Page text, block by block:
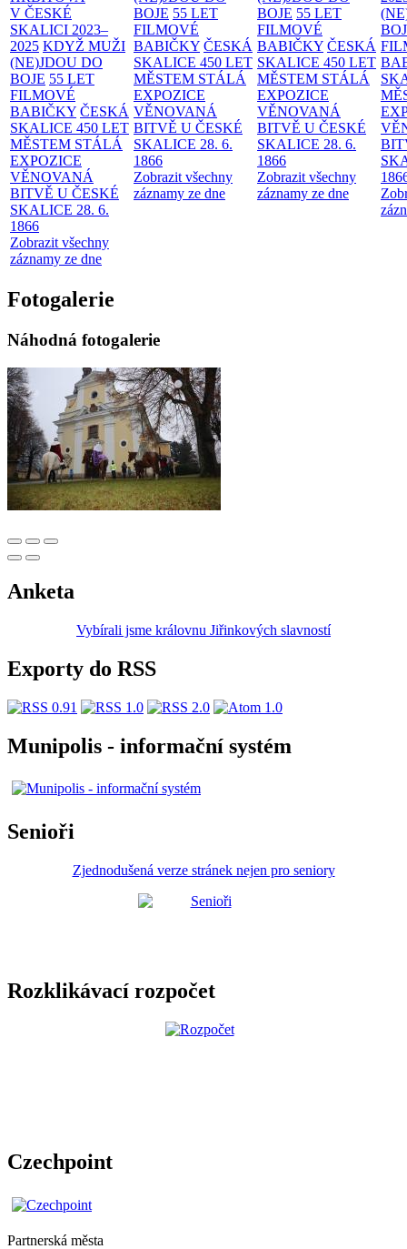
V ČESKÉ
SKALICI 2023–
2025 KDYŽ MUŽI
(NE)JDOU DO
BOJE 55 LET
FILMOVÉ
BABIČKY ČESKÁ
SKALICE 450 LET
MĚSTEM STÁLÁ
EXPOZICE
VĚNOVANÁ
BITVĚ U ČESKÉ
SKALICE 28. 6.
1866
Zobrazit všechny
záznamy ze dne
BOJE 55 LET
FILMOVÉ
BABIČKY ČESKÁ
SKALICE 450 LET
MĚSTEM STÁLÁ
EXPOZICE
VĚNOVANÁ
BITVĚ U ČESKÉ
SKALICE 28. 6.
1866
Zobrazit všechny
záznamy ze dne
BOJE 55 LET
FILMOVÉ
BABIČKY ČESKÁ
SKALICE 450 LET
MĚSTEM STÁLÁ
EXPOZICE
VĚNOVANÁ
BITVĚ U ČESKÉ
SKALICE 28. 6.
1866
Zobrazit všechny
záznamy ze dne
Fotogalerie
Náhodná fotogalerie
Anketa
Vybírali jsme královnu Jiřinkových slavností
Exporty do RSS
Munipolis - informační systém
Senioři
Zjednodušená verze stránek nejen pro seniory
Rozklikávací rozpočet
Czechpoint
Partnerská města